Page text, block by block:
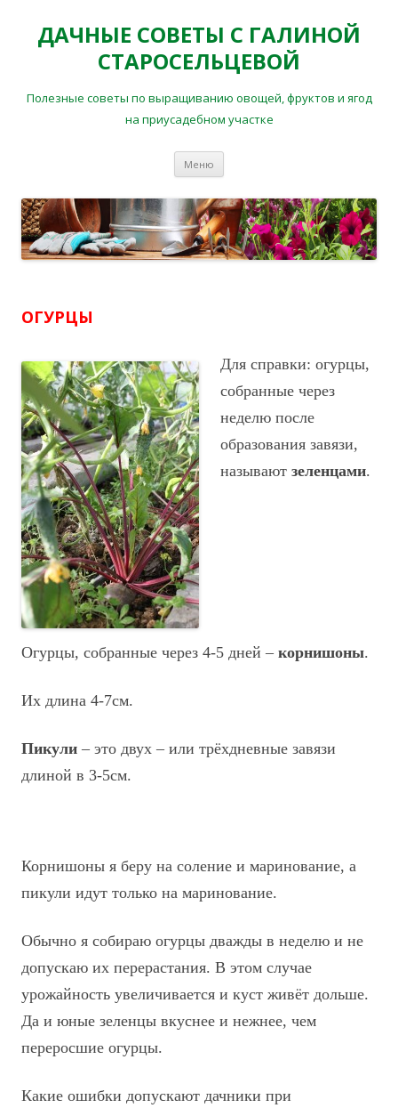
ДАЧНЫЕ СОВЕТЫ С ГАЛИНОЙ
СТАРОСЕЛЬЦЕВОЙ
Полезные советы по выращиванию овощей, фруктов и ягод
на приусадебном участке
Меню
ОГУРЦЫ
Для справки: огурцы,
собранные через
неделю после
образования завязи,
называют зеленцами.
Огурцы, собранные через 4-5 дней – корнишоны.
Их длина 4-7см.
Пикули – это двух – или трёхдневные завязи
длиной в 3-5см.
Корнишоны я беру на соление и маринование, а
пикули идут только на маринование.
Обычно я собираю огурцы дважды в неделю и не
допускаю их перерастания. В этом случае
урожайность увеличивается и куст живёт дольше.
Да и юные зеленцы вкуснее и нежнее, чем
переросшие огурцы.
Какие ошибки допускают дачники при